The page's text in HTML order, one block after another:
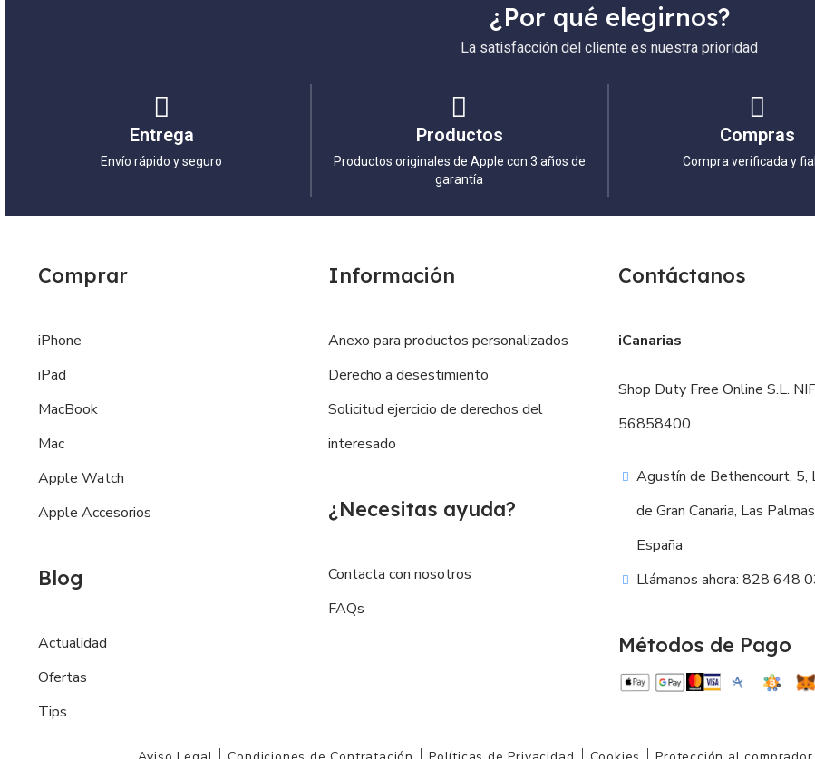
¿Por qué elegirnos?
La satisfacción del cliente es nuestra prioridad
Entrega
Envío rápido y seguro
Productos
Productos originales de Apple con 3 años de
garantía
Compras
Compra verificada y
Comprar
iPhone
iPad
MacBook
Mac
Apple Watch
Apple Accesorios
Blog
Actualidad
Ofertas
Tips
Información
Anexo para productos personalizados
Derecho a desestimiento
Solicitud ejercicio de derechos del
interesado
¿Necesitas ayuda?
Contacta con nosotros
FAQs
Contáctanos
iCanarias
Shop Duty Free Online S.L.
56858400
Agustín de Bethencourt, 5,
de Gran Canaria, Las
España
Llámanos ahora: 828 648
Métodos de Pago